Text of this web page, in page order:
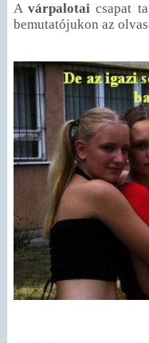
Avárpalotai csapat
bemutatójukon az